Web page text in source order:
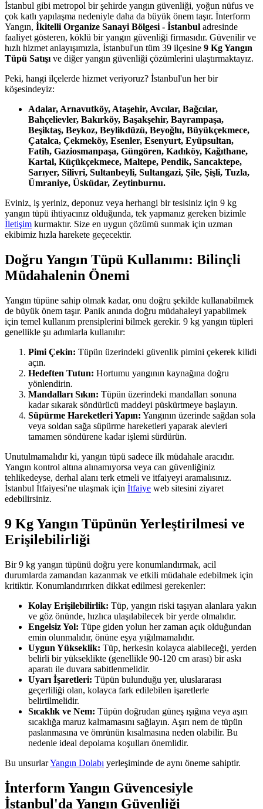
İstanbul gibi metropol bir şehirde yangın güvenliği, yoğun nüfus ve
çok katlı yapılaşma nedeniyle daha da büyük önem taşır. İnterform
Yangın, İkitelli Organize Sanayi Bölgesi - İstanbul adresinde
faaliyet gösteren, köklü bir yangın güvenliği firmasıdır. Güvenilir ve
hızlı hizmet anlayışımızla, İstanbul'un tüm 39 ilçesine 9 Kg Yangın
Tüpü Satışı ve diğer yangın güvenliği çözümlerini ulaştırmaktayız.
Peki, hangi ilçelerde hizmet veriyoruz? İstanbul'un her bir
köşesindeyiz:
Adalar, Arnavutköy, Ataşehir, Avcılar, Bağcılar,
Bahçelievler, Bakırköy, Başakşehir, Bayrampaşa,
Beşiktaş, Beykoz, Beylikdüzü, Beyoğlu, Büyükçekmece,
Çatalca, Çekmeköy, Esenler, Esenyurt, Eyüpsultan,
Fatih, Gaziosmanpaşa, Güngören, Kadıköy, Kağıthane,
Kartal, Küçükçekmece, Maltepe, Pendik, Sancaktepe,
Sarıyer, Silivri, Sultanbeyli, Sultangazi, Şile, Şişli, Tuzla,
Ümraniye, Üsküdar, Zeytinburnu.
Eviniz, iş yeriniz, deponuz veya herhangi bir tesisiniz için 9 kg
yangın tüpü ihtiyacınız olduğunda, tek yapmanız gereken bizimle
İletişim kurmaktır. Size en uygun çözümü sunmak için uzman
ekibimiz hızla harekete geçecektir.
Doğru Yangın Tüpü Kullanımı: Bilinçli
Müdahalenin Önemi
Yangın tüpüne sahip olmak kadar, onu doğru şekilde kullanabilmek
de büyük önem taşır. Panik anında doğru müdahaleyi yapabilmek
için temel kullanım prensiplerini bilmek gerekir. 9 kg yangın tüpleri
genellikle şu adımlarla kullanılır:
Pimi Çekin: Tüpün üzerindeki güvenlik pimini çekerek kilidi
açın.
Hedeften Tutun: Hortumu yangının kaynağına doğru
yönlendirin.
Mandalları Sıkın: Tüpün üzerindeki mandalları sonuna
kadar sıkarak söndürücü maddeyi püskürtmeye başlayın.
Süpürme Hareketleri Yapın: Yangının üzerinde sağdan sola
veya soldan sağa süpürme hareketleri yaparak alevleri
tamamen söndürene kadar işlemi sürdürün.
Unutulmamalıdır ki, yangın tüpü sadece ilk müdahale aracıdır.
Yangın kontrol altına alınamıyorsa veya can güvenliğiniz
tehlikedeyse, derhal alanı terk etmeli ve itfaiyeyi aramalısınız.
İstanbul İtfaiyesi'ne ulaşmak için İtfaiye web sitesini ziyaret
edebilirsiniz.
9 Kg Yangın Tüpünün Yerleştirilmesi ve
Erişilebilirliği
Bir 9 kg yangın tüpünü doğru yere konumlandırmak, acil
durumlarda zamandan kazanmak ve etkili müdahale edebilmek için
kritiktir. Konumlandırırken dikkat edilmesi gerekenler:
Kolay Erişilebilirlik: Tüp, yangın riski taşıyan alanlara yakın
ve göz önünde, hızlıca ulaşılabilecek bir yerde olmalıdır.
Engelsiz Yol: Tüpe giden yolun her zaman açık olduğundan
emin olunmalıdır, önüne eşya yığılmamalıdır.
Uygun Yükseklik: Tüp, herkesin kolayca alabileceği, yerden
belirli bir yükseklikte (genellikle 90-120 cm arası) bir askı
aparatı ile duvara sabitlenmelidir.
Uyarı İşaretleri: Tüpün bulunduğu yer, uluslararası
geçerliliği olan, kolayca fark edilebilen işaretlerle
belirtilmelidir.
Sıcaklık ve Nem: Tüpün doğrudan güneş ışığına veya aşırı
sıcaklığa maruz kalmamasını sağlayın. Aşırı nem de tüpün
paslanmasına ve ömrünün kısalmasına neden olabilir. Bu
nedenle ideal depolama koşulları önemlidir.
Bu unsurlarYangın Dolabı yerleşiminde de aynı öneme sahiptir.
İnterform Yangın Güvencesiyle
İstanbul'da Yangın Güvenliği